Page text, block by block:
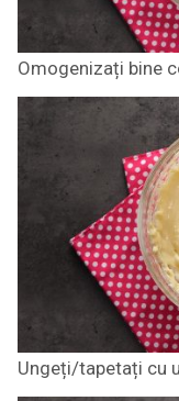
Omogenizați bine
Ungeți/tapetați cu